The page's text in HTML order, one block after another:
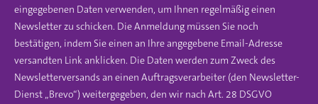
eingegebenen Daten verwenden, um Ihnen regelmäßig einen
Newsletter zu schicken. Die Anmeldung müssen Sie noch
bestätigen, indem Sie einen an Ihre angegebene Email-Adresse
versandten Link anklicken. Die Daten werden zum Zweck des
Newsletterversands an einen Auftragsverarbeiter (den Newsletter-
Dienst „Brevo“) weitergegeben, den wir nach Art. 28 DSGVO